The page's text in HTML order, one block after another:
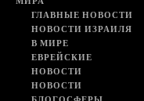
ГЛАВНЫЕ НОВОСТИ
НОВОСТИ ИЗРАИЛЯ
В МИРЕ
ЕВРЕЙСКИЕ
НОВОСТИ
НОВОСТИ